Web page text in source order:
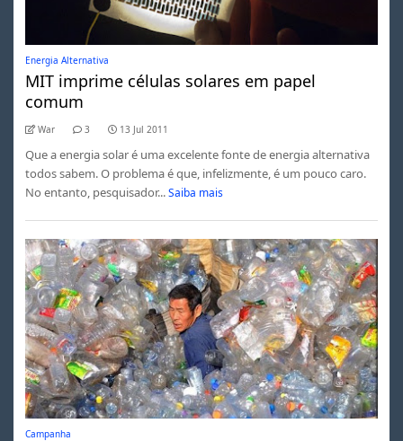
Energia Alternativa
MIT imprime células solares em papel
comum
War 3 13 Jul 2011
Que a energia solar é uma excelente fonte de energia alternativa
todos sabem. O problema é que, infelizmente, é um pouco caro.
No entanto, pesquisador... Saiba mais
Campanha